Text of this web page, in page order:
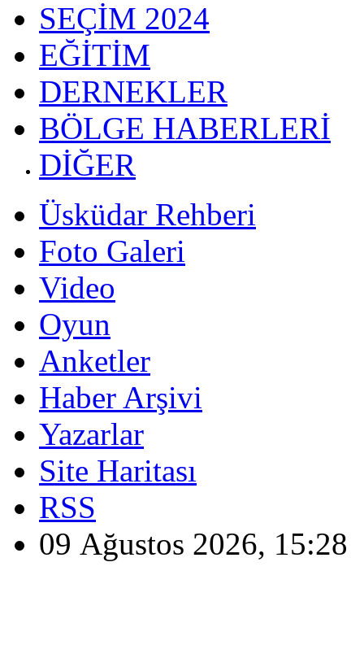
SEÇİM 2024
EĞİTİM
DERNEKLER
BÖLGE HABERLERİ
DİĞER
Üsküdar Rehberi
Foto Galeri
Video
Oyun
Anketler
Haber Arşivi
Yazarlar
Site Haritası
RSS
09 Ağustos 2026, 15:28